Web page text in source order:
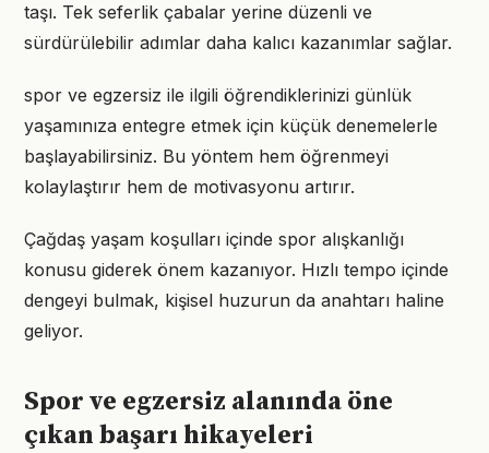
taşı. Tek seferlik çabalar yerine düzenli ve
sürdürülebilir adımlar daha kalıcı kazanımlar sağlar.
spor ve egzersiz ile ilgili öğrendiklerinizi günlük
yaşamınıza entegre etmek için küçük denemelerle
başlayabilirsiniz. Bu yöntem hem öğrenmeyi
kolaylaştırır hem de motivasyonu artırır.
Çağdaş yaşam koşulları içinde spor alışkanlığı
konusu giderek önem kazanıyor. Hızlı tempo içinde
dengeyi bulmak, kişisel huzurun da anahtarı haline
geliyor.
Spor ve egzersiz alanında öne
çıkan başarı hikayeleri